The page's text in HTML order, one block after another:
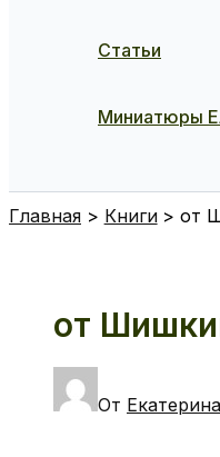
Статьи
Миниатюры
Главная Книги от
от
От